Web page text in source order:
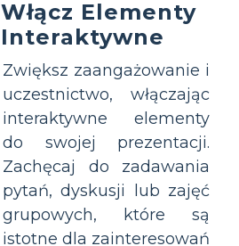
Włącz Elementy
Interaktywne
Zwiększ zaangażowanie i
uczestnictwo, włączając
interaktywne elementy
do swojej prezentacji.
Zachęcaj do zadawania
pytań, dyskusji lub zajęć
grupowych, które są
istotne dla zainteresowań